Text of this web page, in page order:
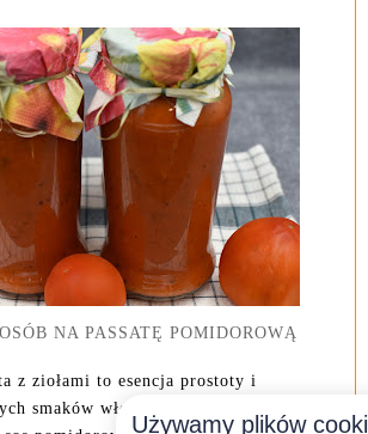
NA PASSATĘ POMIDOROWĄ
z ziołami to esencja prostoty i
smaków włoskiej kuchni. Gęsty,
Używamy plików